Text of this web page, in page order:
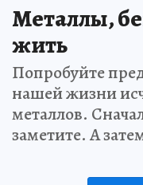
Металлы,
жить
Попробуйте
нашей жизни
металлов.
заметите. А